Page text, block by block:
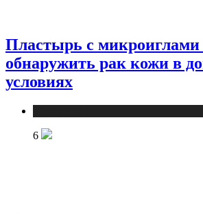
Пластырь с микроиглами
обнаружить рак кожи в
условиях
6